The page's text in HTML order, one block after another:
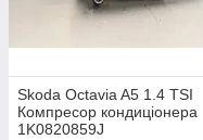
Skoda Octavia A5 1.4 TSI
Компресор кондиціонера
1K0820859J